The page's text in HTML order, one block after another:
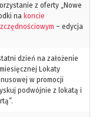
z oferty „Nowe
na koncie
– edycja
dzień na założenie
Lokaty
w promocji
podwójnie z lokatą i